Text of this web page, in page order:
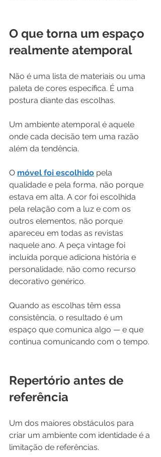
O que torna um espaço
realmente atemporal
Não é uma lista de materiais ou uma
paleta de cores específica. É uma
postura diante das escolhas.
Um ambiente atemporal é aquele
onde cada decisão tem uma razão
além da tendência.
O móvel foi escolhido pela
qualidade e pela forma, não porque
estava em alta. A cor foi escolhida
pela relação com a luz e com os
outros elementos, não porque
apareceu em todas as revistas
naquele ano. A peça vintage foi
incluída porque adiciona história e
personalidade, não como recurso
decorativo genérico.
Quando as escolhas têm essa
consistência, o resultado é um
espaço que comunica algo — e que
continua comunicando com o tempo.
Repertório antes de
referência
Um dos maiores obstáculos para
criar um ambiente com identidade é a
limitação de referências.